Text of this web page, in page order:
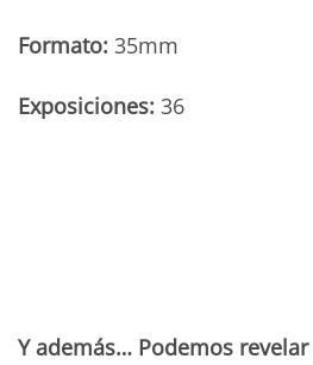
Formato: 35mm
Exposiciones: 36
Y además… Podemos revelar